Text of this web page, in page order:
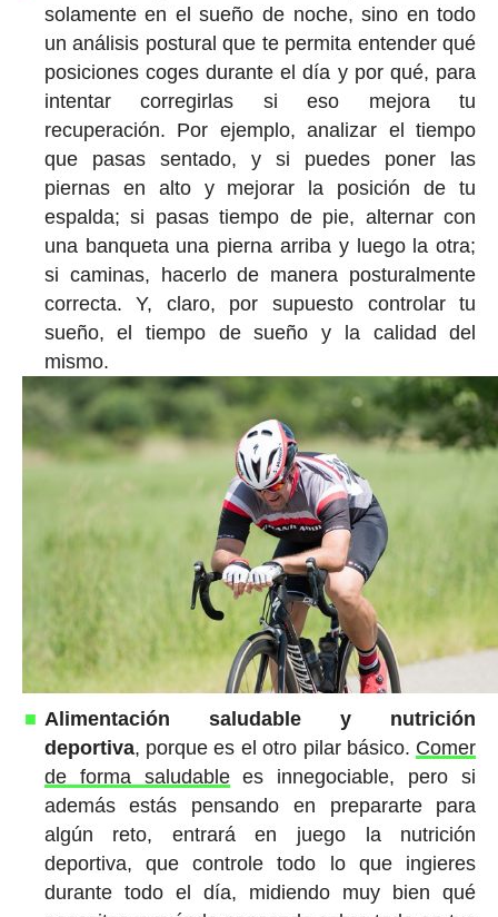
solamente en el sueño de noche, sino en todo
un análisis postural que te permita entender qué
posiciones coges durante el día y por qué, para
intentar corregirlas si eso mejora tu
recuperación. Por ejemplo, analizar el tiempo
que pasas sentado, y si puedes poner las
piernas en alto y mejorar la posición de tu
espalda; si pasas tiempo de pie, alternar con
una banqueta una pierna arriba y luego la otra;
si caminas, hacerlo de manera posturalmente
correcta. Y, claro, por supuesto controlar tu
sueño, el tiempo de sueño y la calidad del
mismo.
Alimentación saludable y nutrición
deportiva, porque es el otro pilar básico. Comer
de forma saludablees innegociable, pero si
además estás pensando en prepararte para
algún reto, entrará en juego la nutrición
deportiva, que controle todo lo que ingieres
durante todo el día, midiendo muy bien qué